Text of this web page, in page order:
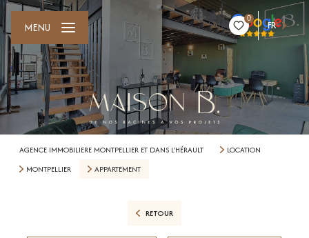
0
FR
MENU
AGENCE IMMOBILIERE MONTPELLIER ET DANS L'HÉRAULT
LOCATION
MONTPELLIER
APPARTEMENT
RETOUR